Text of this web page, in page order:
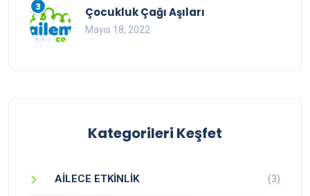
3 Çocukluk Çağı Aşıları
Mayıs 18, 2022
Kategorileri Keşfet
AİLECE ETKİNLİK (3)